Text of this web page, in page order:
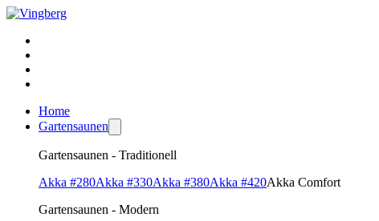
Home
Gartensaunen
Gartensaunen - Traditionell
Akka #280Akka #330Akka #380Akka #420Akka Comfort
Gartensaunen - Modern